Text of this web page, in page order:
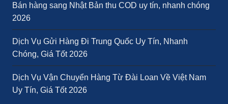
Bán hàng sang Nhật Bản thu COD uy tín, nhanh chóng
2026
Dịch Vụ Gửi Hàng Đi Trung Quốc Uy Tín, Nhanh
Chóng, Giá Tốt 2026
Dịch Vụ Vận Chuyển Hàng Từ Đài Loan Về Việt Nam
Uy Tín, Giá Tốt 2026